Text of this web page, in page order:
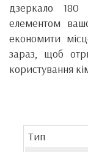
дзеркало 180
елементом
економити
зараз, щоб
користування
Тип